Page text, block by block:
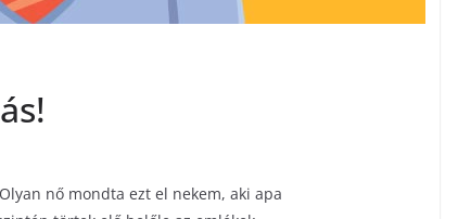
nő mondta ezt el nekem, aki apa